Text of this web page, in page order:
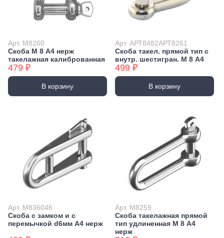
Арт. М8260
Скоба М 8 А4 нерж
такелажная калиброванная
479 ₽
В корзину
Арт. АРТ8482АРТ8261
Скоба такел. прямой тип с
внутр. шестигран. М 8 А4
499 ₽
В корзину
Арт. М836046
Скоба с замком и с
перемычкой d6мм А4 нерж
Арт. М8259
Скоба такелажная прямой
тип удлиненная М 8 А4
нерж